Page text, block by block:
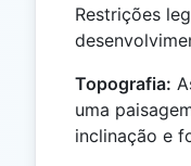
Restrições
Topografia:
uma
inclinação e